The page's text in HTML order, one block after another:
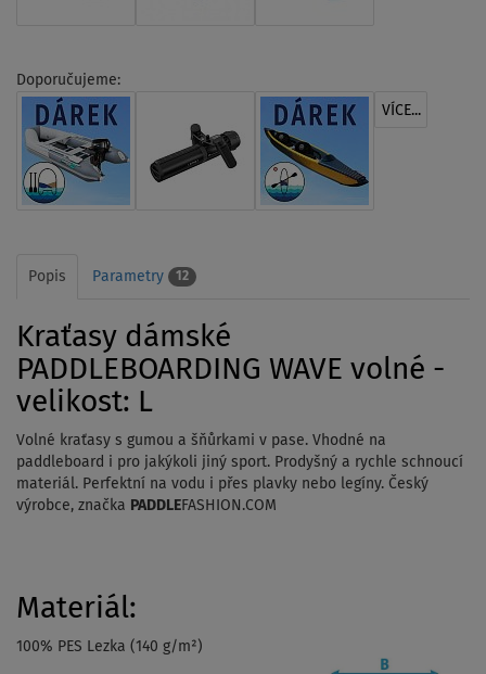
Doporučujeme:
VÍCE...
Popis Parametry 12
Kraťasy dámské
PADDLEBOARDING WAVE volné -
velikost: L
Volné kraťasy s gumou a šňůrkami v pase. Vhodné na
paddleboard i pro jakýkoli jiný sport. Prodyšný a rychle schnoucí
materiál. Perfektní na vodu i přes plavky nebo legíny. Český
výrobce, značka PADDLEFASHION.COM
Materiál:
100% PES Lezka (140 g/m²)